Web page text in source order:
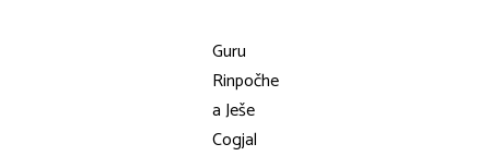
Guru
Rinpočhe
a Ješe
Cogjal